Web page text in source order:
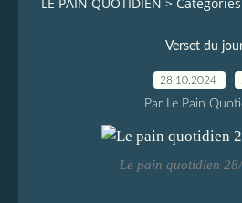
LE PAIN QUOTIDIEN > Categories
Verset du
28.10.2024
Par Le Pain
Le pain quotidien